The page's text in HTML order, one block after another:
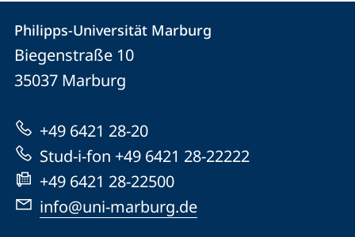
Kontakt
und
Informationen
zur
Website
Kontaktinformationen
Philipps-
Universität
Marburg
Philipps-Universität Marburg
Biegenstraße 10
35037 Marburg
+49 6421 28-20
Stud-i-fon +49 6421 28-22222
+49 6421 28-22500
info@uni-marburg.de